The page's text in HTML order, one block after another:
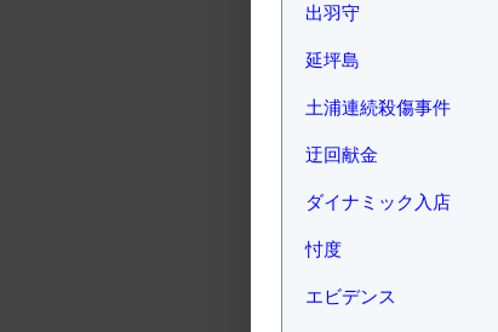
出羽守
延坪島
土浦連続殺傷事件
迂回献金
ダイナミック入店
忖度
エビデンス